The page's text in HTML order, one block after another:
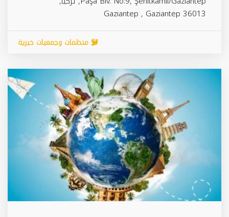
Gaziantep , Gaziantep 36013
منظمات وجمعيات خيرية